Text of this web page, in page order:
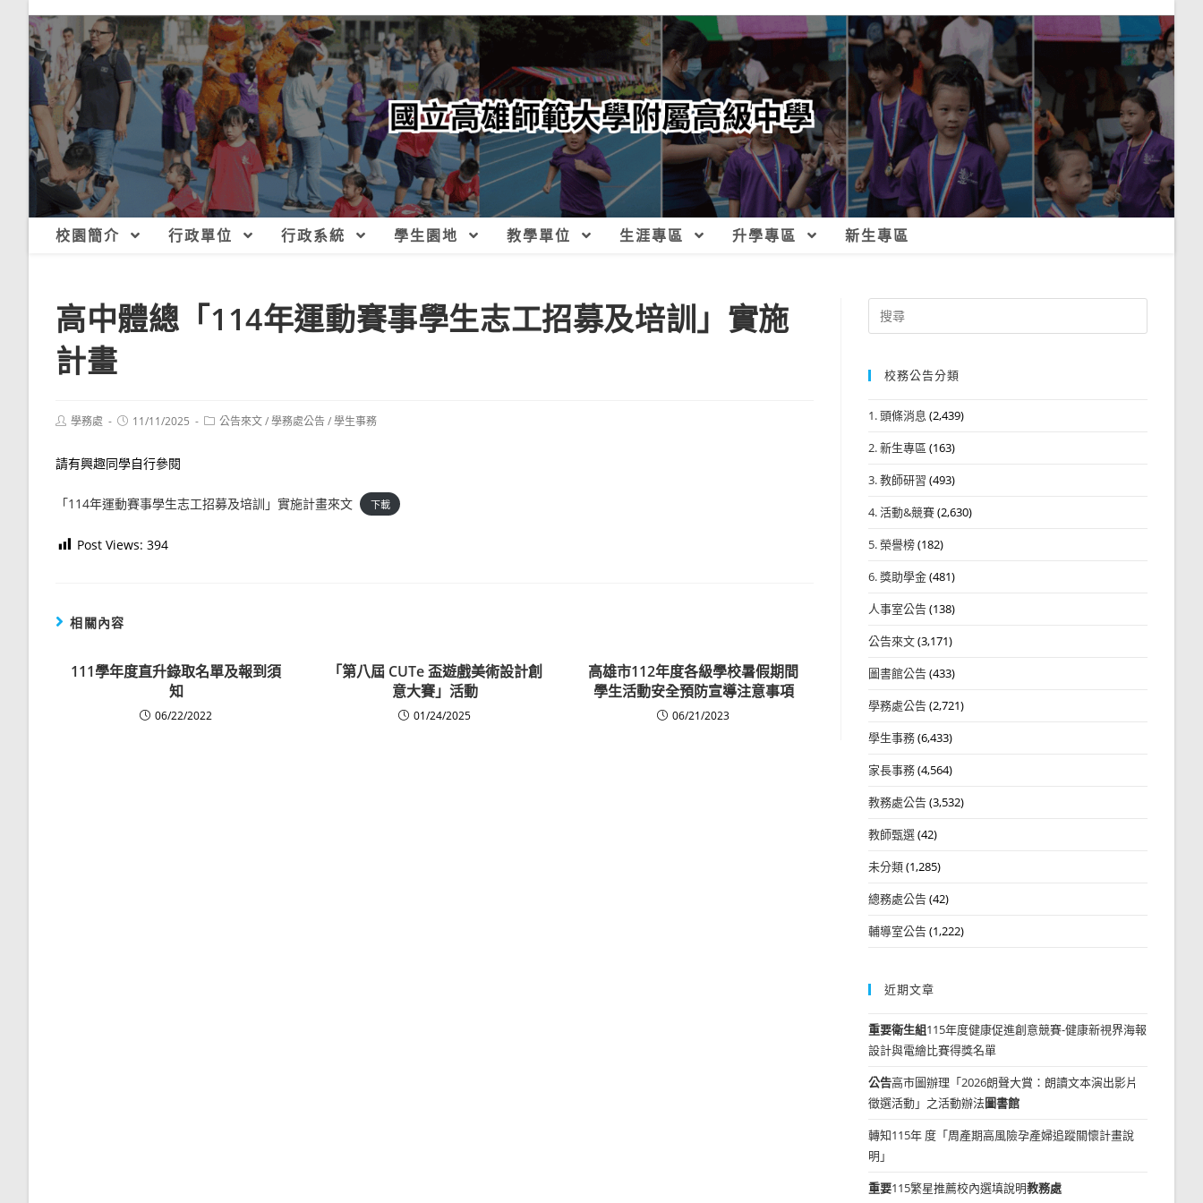
校園簡介 行政單位 行政系統 學生園地 教學單位 生涯專區 升學專區 新生專區
高中體總「114年運動賽事學生志工招募及培訓」實施
計畫
Post學務處
Post11/11/2025
Post公告來文/學務處公告/學生事務
請有興趣同學自行參閱
「114年運動賽事學生志工招募及培訓」實施計畫來文 下載
Post Views: 394
相關內容
111學年度直升錄取名單及報到須
知
06/22/2022
「第八屆 CUTe 盃遊戲美術設計創
意大賽」活動
01/24/2025
高雄市112年度各級學校暑假期間
學生活動安全預防宣導注意事項
06/21/2023
Search
for:
校務公告分類
1. 頭條消息 (2,439)
2. 新生專區 (163)
3. 教師研習 (493)
4. 活動&競賽(2,630)
5. 榮譽榜(182)
6. 獎助學金(481)
人事室公告(138)
公告來文(3,171)
圖書館公告(433)
學務處公告(2,721)
學生事務(6,433)
家長事務(4,564)
教務處公告(3,532)
教師甄選(42)
未分類(1,285)
總務處公告(42)
輔導室公告(1,222)
近期文章
重要衛生組115年度健康促進創意競賽-健康新視界海報
設計與電繪比賽得獎名單
公告高市圖辦理「2026朗聲大賞：朗讀文本演出影片
徵選活動」之活動辦法圖書館
轉知115年 度「周產期高風險孕產婦追蹤關懷計畫說
明」
重要115繁星推薦校內選填說明教務處